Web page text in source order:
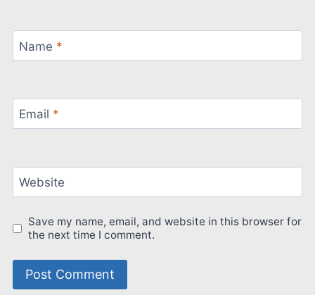
Name *
Email *
Website
Save my name, email, and website in this browser for
the next time I comment.